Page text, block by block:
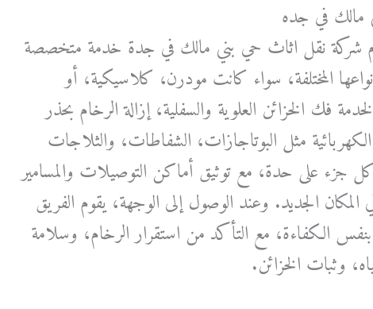
مالك في جده
شركة نقل اثاث حي بني مالك في جدة خدمة متخصصة
المختلفة، سواء كانت مودرن، كلاسيكية، أو
فك الخزائن العلوية والسفلية، إزالة الرخام بحذر
مثل البوتاجازات، الشفاطات، والثلاجات
جزء على حدة، مع توثيق أماكن التوصيلات والمسامير
المكان الجديد. وعند الوصول إلى الوجهة، يقوم الفريق
الكفاءة، مع التأكد من استقرار الرخام، وسلامة
وثبات الخزائن.